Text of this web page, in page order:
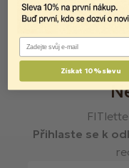
Přihlaste se k
Email
Získat 10% slevu